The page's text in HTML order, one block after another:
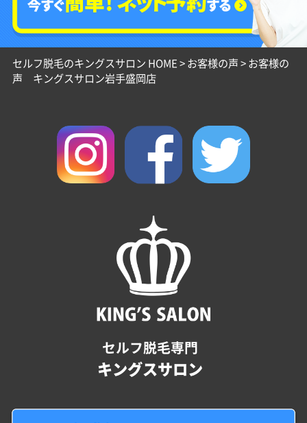
セルフ脱毛のキングスサロン HOME>お客様の声>お客様の
声 キングスサロン岩手盛岡店
セルフ脱毛専門
キングスサロン